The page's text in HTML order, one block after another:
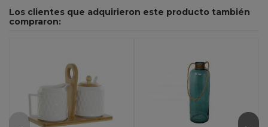
Los clientes que adquirieron este producto también
compraron: